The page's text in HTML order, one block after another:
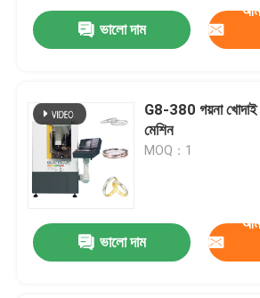
ভালো দাম
G8-380 গয়না খোদাই
মেশিন
MOQ：1
ভালো দাম